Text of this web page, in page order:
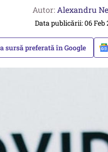
Autor: Alexandru
Data publicării: 06 Feb
sursă preferată în Google